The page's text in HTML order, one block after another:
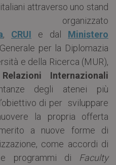
attraverso uno stand
, CRUI e dal Ministero
per la Diplomazia
e della Ricerca (MUR),
Internazionali
degli atenei più
di per sviluppare
la propria offerta
a nuove forme di
come accordi di
e programmi di Faculty